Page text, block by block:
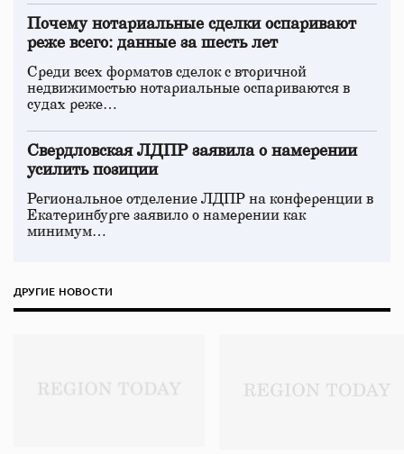
Почему нотариальные сделки оспаривают
реже всего: данные за шесть лет
Среди всех форматов сделок с вторичной
недвижимостью нотариальные оспариваются в
судах реже…
Свердловская ЛДПР заявила о намерении
усилить позиции
Региональное отделение ЛДПР на конференции в
Екатеринбурге заявило о намерении как
минимум…
ДРУГИЕ НОВОСТИ